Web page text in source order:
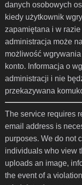
danych osobowych
kiedy użytkownik
zapamiętana i w
administracja może
możliwość
konto. Informacja o
administracji i nie
przekazywana
The service requires
email address is
purposes. We do not
individuals who view
uploads an image,
the event of a